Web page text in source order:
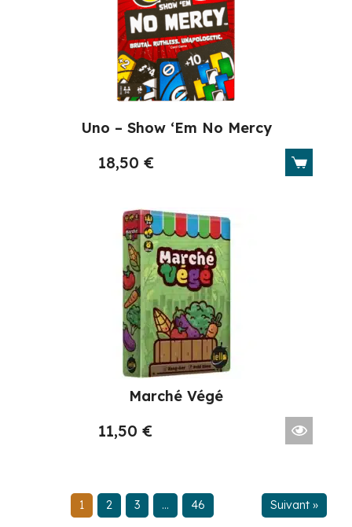
Uno – Show ‘Em No Mercy
18,50€
Marché Végé
11,50€
1 2 3 … 46 Suivant »